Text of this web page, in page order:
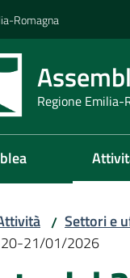
Romagna
Regione Emilia-
/ Settori e
20-21/01/2026